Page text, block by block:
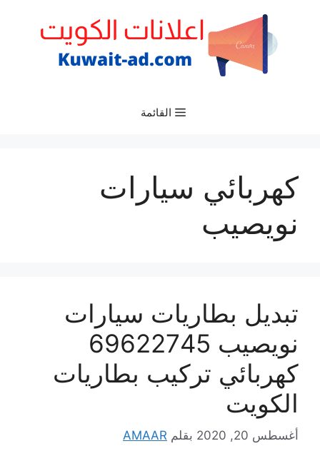
القائمة
كهربائي سيارات
نويصيب
تبديل بطاريات سيارات
نويصيب 69622745
كهربائي تركيب بطاريات
الكويت
أغسطس 20, 2020 بقلم AMAAR